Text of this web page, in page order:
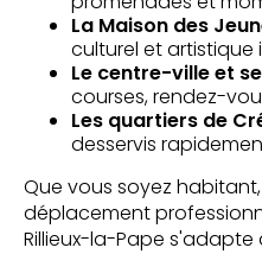
La Maison des
culturel et
Le centre-ville et
courses, rendez-
Les quartiers de
desservis
Que vous soyez
déplacement
Rillieux-la-Pape s'adapte